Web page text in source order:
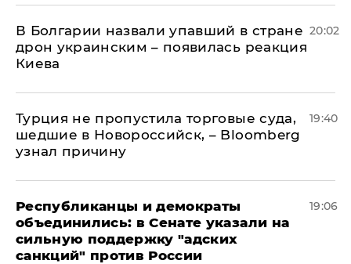
В Болгарии назвали упавший в стране
дрон украинским – появилась реакция
Киева
20:02
Турция не пропустила торговые суда,
шедшие в Новороссийск, – Bloomberg
узнал причину
19:40
Республиканцы и демократы
объединились: в Сенате указали на
сильную поддержку "адских
санкций" против России
19:06